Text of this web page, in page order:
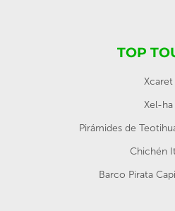
TOP
Xcaret
Xel-ha
Pirámides de
Chichén
Barco Pirata